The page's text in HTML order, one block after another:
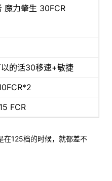
魔力肇生 30FCR
的话30移速+敏捷
FCR
在125档的时候，就都差不